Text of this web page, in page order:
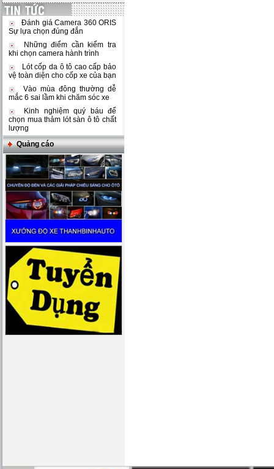
Đánh giá Camera 360 ORIS
Sự lựa chọn đúng đắn
Những điểm cần kiểm tra
khi chọn camera hành trình
Lót cốp da ô tô cao cấp bảo
vệ toàn diện cho cốp xe của bạn
Vào mùa đông thường dễ
mắc 6 sai lầm khi chăm sóc xe
Kinh nghiệm quý báu để
chọn mua thảm lót sàn ô tô chất
lượng
Quảng cáo